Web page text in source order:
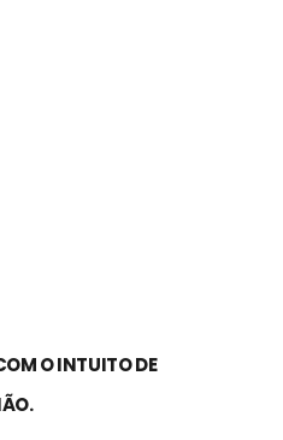
O INTUITO DE